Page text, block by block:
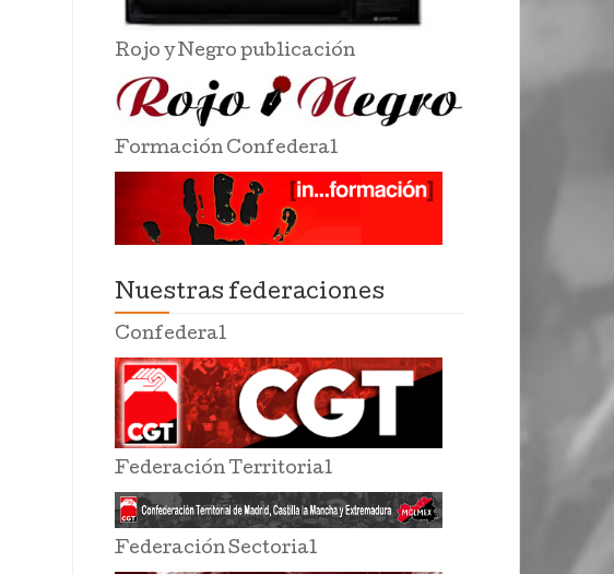
Rojo y Negro publicación
Formación Confederal
Nuestras federaciones
Confederal
Federación Territorial
Federación Sectorial